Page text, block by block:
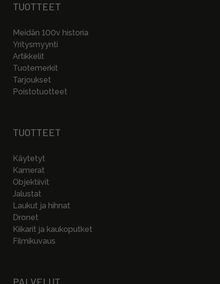
TUOTTEET
Meidän 100v historia
Yritysmyynti
Artikkelit
Tuotemerkit
Tarjoukset
Poistotuotteet
TUOTTEET
Käytetyt
Kamerat
Objektiivit
Jalustat
Laukut ja hihnat
Dronet
Kiikarit ja kaukoputket
Filmikuvaus
PALVELUT